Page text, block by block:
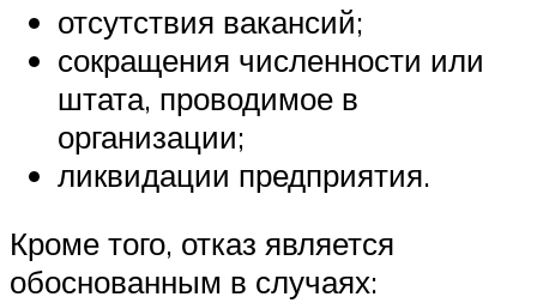
отсутствия вакансий;
сокращения численности или
штата, проводимое в
организации;
ликвидации предприятия.
Кроме того, отказ является
обоснованным в случаях: